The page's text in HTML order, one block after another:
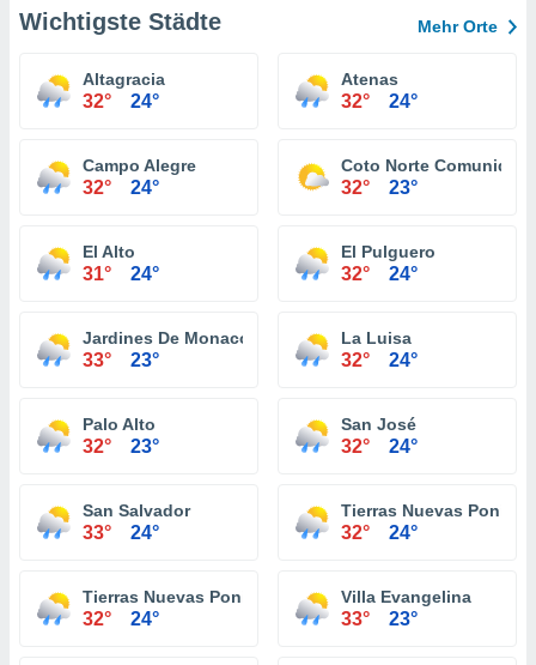
Wichtigste Städte Mehr Orte
Altagracia
32° 24°
Atenas
32° 24°
Campo Alegre
32° 24°
Coto Norte Comunidad
32° 23°
El Alto
31° 24°
El Pulguero
32° 24°
Jardines De Monaco
33° 23°
La Luisa
32° 24°
Palo Alto
32° 23°
San José
32° 24°
San Salvador
33° 24°
Tierras Nuevas
32° 24°
Tierras Nuevas Poniente Comunidad
32° 24°
Villa Evangelina
33° 23°